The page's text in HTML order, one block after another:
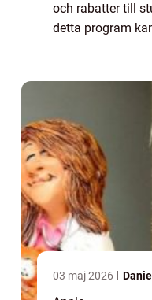
och rabatter till
detta program
03 maj 2026